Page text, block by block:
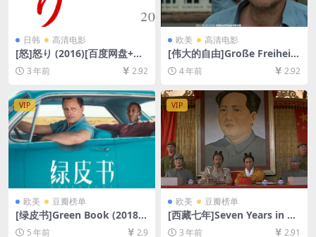
日韩 高清电影
[怒]怒り (2016)[百度网盘+夸
克网盘1080P超清未删减资源]
[网盘在线播放/下载][MP4/8.
9GB][中文字幕]
3 年前 2.92
欧美 高清电影
[伟大的自由]Große Freiheit
(2021)[百度网盘+迅雷云盘资
源1080P超清未删减][MP4/7.
2GB][中文字幕]
4 年前 2.92
VIP
欧美 豆瓣榜单
[绿皮书]Green Book (2018)
[百度网盘+迅雷云盘资源1080
5 年前 2.9
VIP
欧美 豆瓣榜单
[西藏七年]Seven Years in Ti
bet(1997)[百度网盘+夸克网
3 年前 2.91